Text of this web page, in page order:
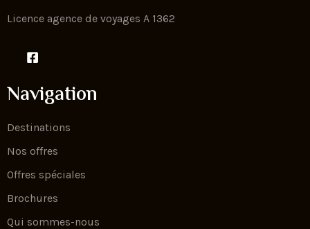
Licence agence de voyages A 1362
Navigation
Destinations
Nos offres
Offres spéciales
Brochures
Qui sommes-nous